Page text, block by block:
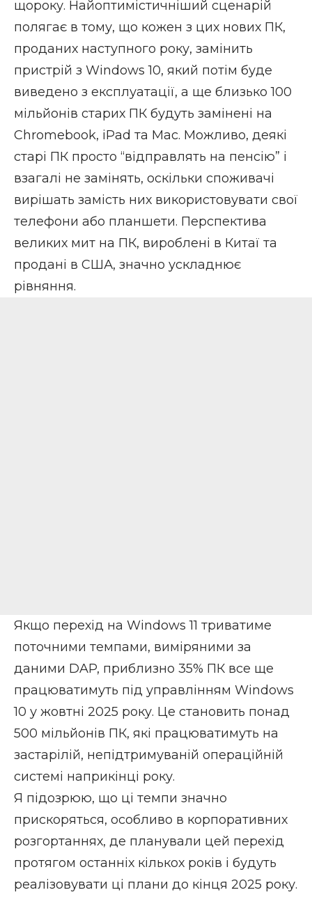
щороку. Найоптимістичніший сценарій
полягає в тому, що кожен з цих нових ПК,
проданих наступного року, замінить
пристрій з Windows 10, який потім буде
виведено з експлуатації, а ще близько 100
мільйонів старих ПК будуть замінені на
Chromebook, iPad та Mac. Можливо, деякі
старі ПК просто “відправлять на пенсію” і
взагалі не замінять, оскільки споживачі
вирішать замість них використовувати свої
телефони або планшети. Перспектива
великих мит на ПК, вироблені в Китаї та
продані в США, значно ускладнює
рівняння.
Якщо перехід на Windows 11 триватиме
поточними темпами, виміряними за
даними DAP, приблизно 35% ПК все ще
працюватимуть під управлінням Windows
10 у жовтні 2025 року. Це становить понад
500 мільйонів ПК, які працюватимуть на
застарілій, непідтримуваній операційній
системі наприкінці року.
Я підозрюю, що ці темпи значно
прискоряться, особливо в корпоративних
розгортаннях, де планували цей перехід
протягом останніх кількох років і будуть
реалізовувати ці плани до кінця 2025 року.